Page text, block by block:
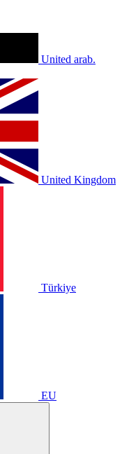
United arab.
United Kingdom
Türkiye
EU